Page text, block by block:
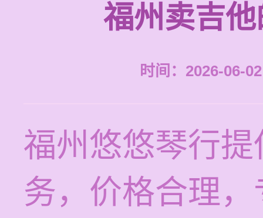
福州卖吉
时间：2026-06-
福州悠悠琴行
务，价格合理